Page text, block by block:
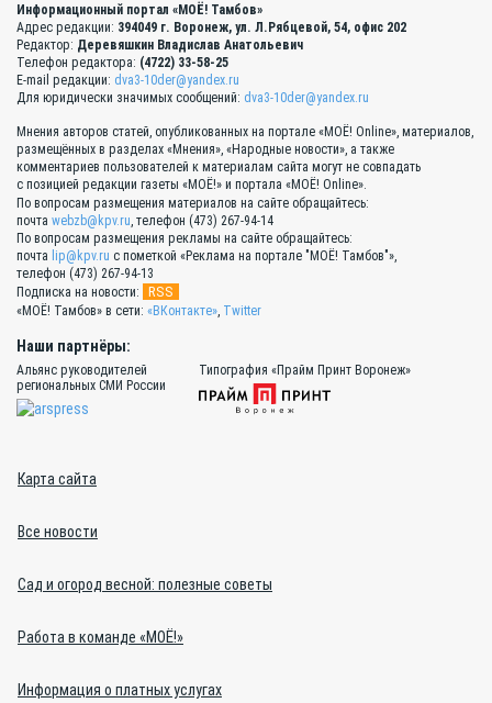
Информационный портал «МОЁ! Тамбов»
Адрес редакции: 394049 г. Воронеж, ул. Л.Рябцевой, 54, офис 202
Редактор: Деревяшкин Владислав Анатольевич
Телефон редактора: (4722) 33-58-25
E-mail редакции: dva3-10der@yandex.ru
Для юридически значимых сообщений: dva3-10der@yandex.ru
Мнения авторов статей, опубликованных на портале «МОЁ! Online», материалов,
размещённых в разделах «Мнения», «Народные новости», а также
комментариев пользователей к материалам сайта могут не совпадать
с позицией редакции газеты «МОЁ!» и портала «МОЁ! Online».
По вопросам размещения материалов на сайте обращайтесь:
почта webzb@kpv.ru, телефон (473) 267-94-14
По вопросам размещения рекламы на сайте обращайтесь:
почта lip@kpv.ru с пометкой «Реклама на портале "МОЁ! Тамбов"»,
телефон (473) 267-94-13
Подписка на новости:
RSS
«МОЁ! Тамбов» в сети: «ВКонтакте», Twitter
Наши партнёры:
Альянс руководителей
региональных СМИ России
Типография «Прайм Принт Воронеж»
Карта сайта
Все новости
Сад и огород весной: полезные советы
Работа в команде «МОЁ!»
Информация о платных услугах